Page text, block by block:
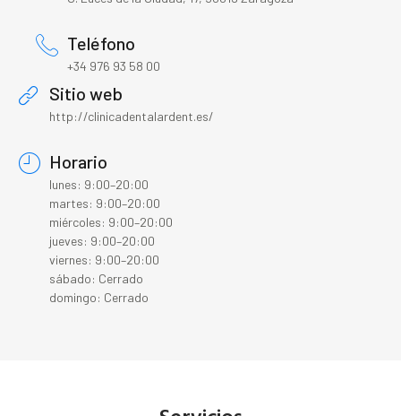
Teléfono
+34 976 93 58 00
Sitio web
http://clinicadentalardent.es/
Horario
lunes: 9:00–20:00
martes: 9:00–20:00
miércoles: 9:00–20:00
jueves: 9:00–20:00
viernes: 9:00–20:00
sábado: Cerrado
domingo: Cerrado